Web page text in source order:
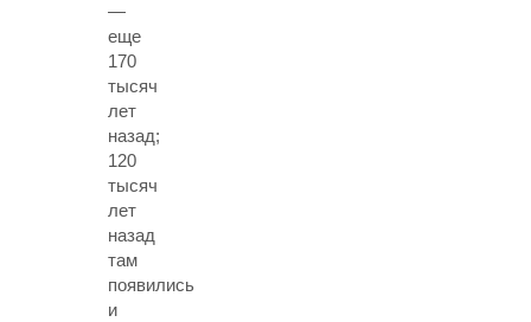
—
еще
170
тысяч
лет
назад;
120
тысяч
лет
назад
там
появились
и